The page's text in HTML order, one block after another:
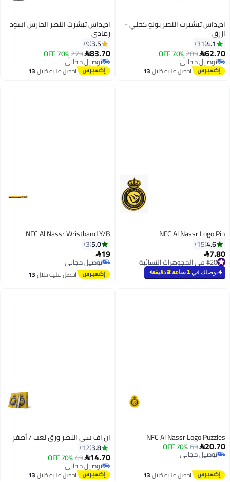
اديداس تيشيرت النصر بولو كحلي -
ازرق
4.1
31
62.70
209
70% OFF
#18 في البلوزات
أقل سعر في السنة
توصيل مجاني
#18 في البلوزات احصل عليه خلال13
اديداس تيشرت النصر الحارس اسود
رمادي
3.5
9
83.70
279
70% OFF
#49 في البلوزات
أقل سعر في السنة
توصيل مجاني
#49 في البلوزات احصل عليه خلال13
NFC Al Nassr Logo Pin
4.6
15
7.80
#20 في المجوهرات النسائية
تم بيع +10 مؤخرًا
#20 في المجوهرات النسائية
يوصلك في 1 ساعة 2 دقيقة
NFC Al Nassr Wristband Y/B
5.0
3
19
توصيل مجاني
توصيل مجانياحصل عليه خلال13
NFC Al Nassr Logo Puzzles
20.70
69
70% OFF
توصيل مجاني
توصيل مجاني
احصل عليه خلال13
ان اف سي النصر ورق لعب / أصفر
3.8
12
14.70
49
70% OFF
توصيل مجاني
توصيل مجانياحصل عليه خلال13